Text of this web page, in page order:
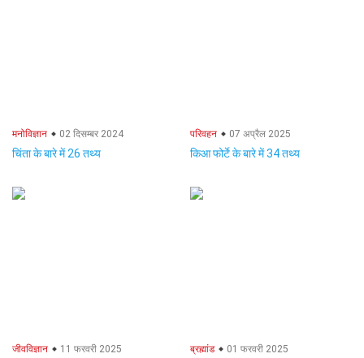
मनोविज्ञान 02 दिसम्बर 2024
चिंता के बारे में 26 तथ्य
परिवहन 07 अप्रैल 2025
किआ फोर्टे के बारे में 34 तथ्य
जीवविज्ञान 11 फरवरी 2025 ब्रह्मांड 01 फरवरी 2025